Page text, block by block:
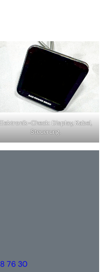
Check: Display, Kabel,
Steuerung.
76 30